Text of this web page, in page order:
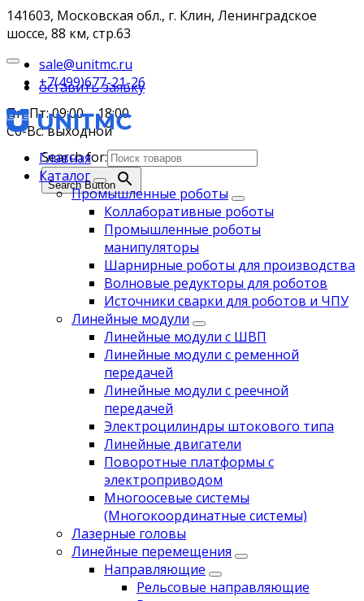
141603, Московская обл., г. Клин, Ленинградское
шоссе, 88 км, стр.63
sale@unitmc.ru
+7(499)677-21-26
Пн-Пт: 09:00 – 18:00
Сб-Вс: выходной
Search for:
Search Button
оставить заявку
Главная
Каталог
Промышленные роботы
Коллаборативные роботы
Промышленные роботы
манипуляторы
Шарнирные роботы для производства
Волновые редукторы для роботов
Источники сварки для роботов и ЧПУ
Линейные модули
Линейные модули с ШВП
Линейные модули с ременной
передачей
Линейные модули с реечной
передачей
Электроцилиндры штокового типа
Линейные двигатели
Поворотные платформы с
электроприводом
Многоосевые системы
(Многокоординатные системы)
Лазерные головы
Линейные перемещения
Направляющие
Рельсовые направляющие